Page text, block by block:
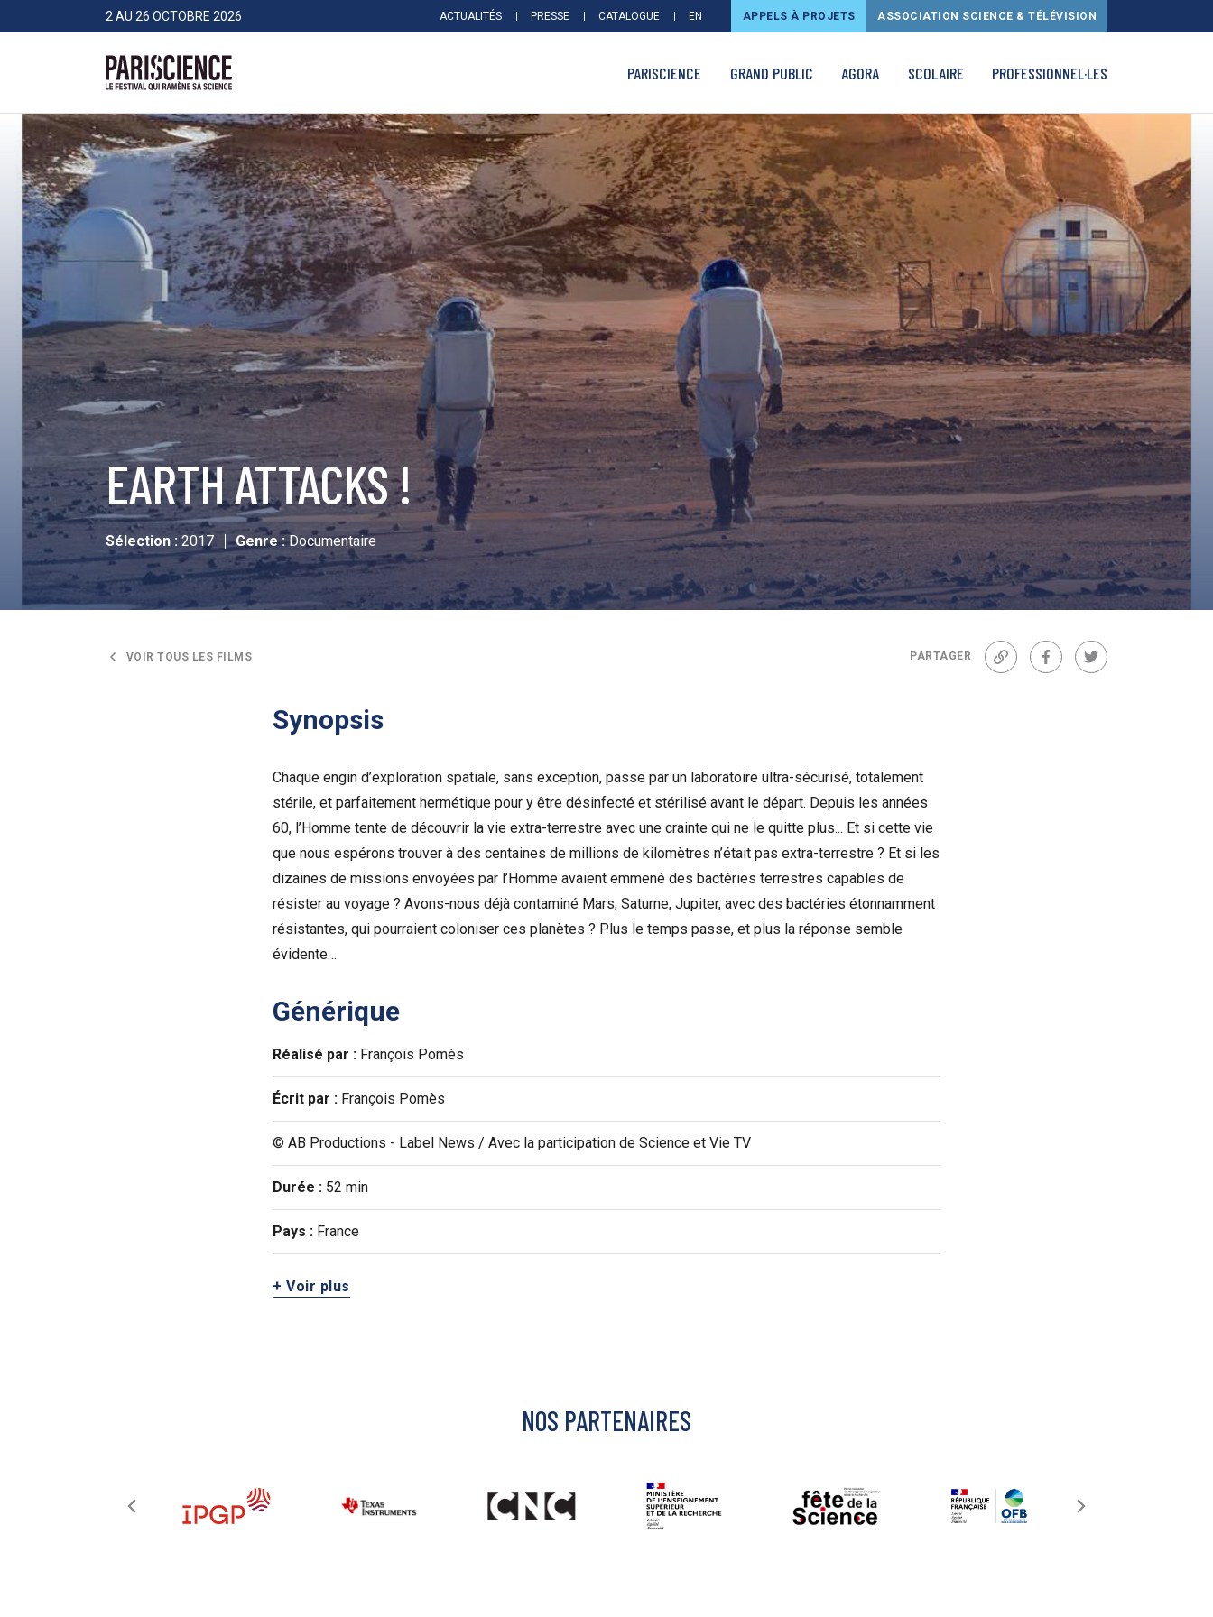
>Aller au contenu2 AU 26 OCTOBRE 2026 ACTUALITÉS PRESSE CATALOGUE EN APPELS À PROJETS ASSOCIATION SCIENCE & TÉLÉVISION
PARISCIENCE GRAND PUBLIC AGORA SCOLAIRE PROFESSIONNEL·LES
EARTH ATTACKS !
Sélection : 2017 Genre :Documentaire
VOIR TOUS LES FILMS PARTAGER
Lien FacebookTwitter
Synopsis
Chaque engin d’exploration spatiale, sans exception, passe par un laboratoire ultra-sécurisé, totalement
stérile, et parfaitement hermétique pour y être désinfecté et stérilisé avant le départ. Depuis les années
60, l’Homme tente de découvrir la vie extra-terrestre avec une crainte qui ne le quitte plus... Et si cette vie
que nous espérons trouver à des centaines de millions de kilomètres n’était pas extra-terrestre ? Et si les
dizaines de missions envoyées par l’Homme avaient emmené des bactéries terrestres capables de
résister au voyage ? Avons-nous déjà contaminé Mars, Saturne, Jupiter, avec des bactéries étonnamment
résistantes, qui pourraient coloniser ces planètes ? Plus le temps passe, et plus la réponse semble
évidente…
Générique
Réalisé par : François Pomès
Écrit par : François Pomès
© AB Productions - Label News / Avec la participation de Science et Vie TV
Durée : 52 min
Pays : France
+ Voir plus
NOS PARTENAIRES
Panneau de gestion des cookies